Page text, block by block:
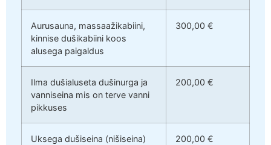
Aurusauna, massaažikabiini,
kinnise dušikabiini koos
alusega paigaldus
300,00 €
Ilma dušialuseta dušinurga ja
vanniseina mis on terve vanni
pikkuses
200,00 €
Uksega dušiseina (nišiseina)
200,00 €